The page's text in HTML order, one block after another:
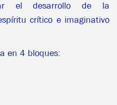
el desarrollo de la
crítico e imaginativo
en 4 bloques: